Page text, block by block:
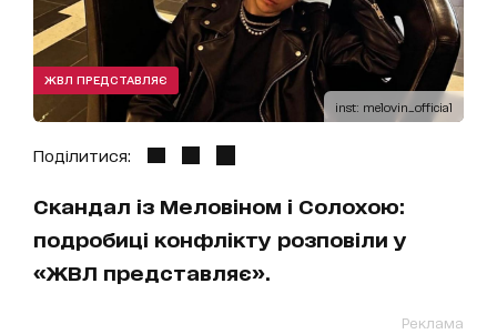
inst: melovin_official
ЖВЛ ПРЕДСТАВЛЯЄ
Поділитися:
Скандал із Меловіном і Солохою:
подробиці конфлікту розповіли у
«ЖВЛ представляє».
Реклама